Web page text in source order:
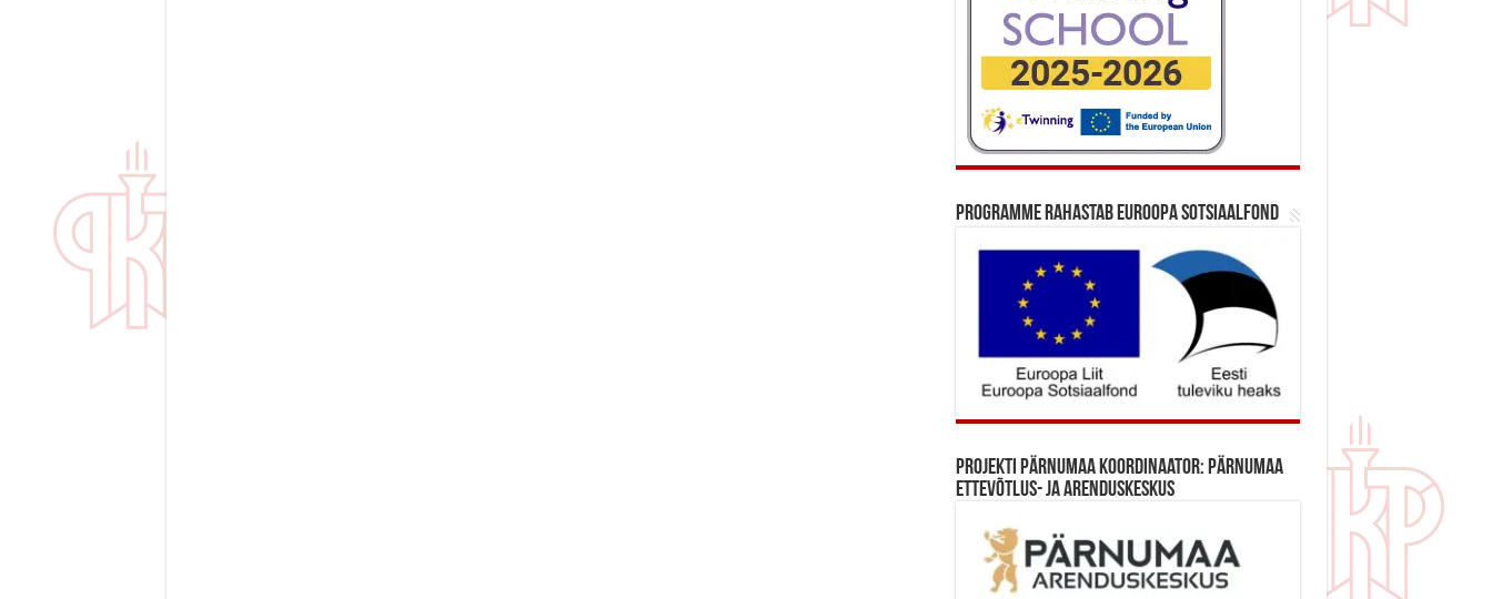
Programme rahastab Euroopa Sotsiaalfond
Projekti Pärnumaa koordinaator: Pärnumaa
Ettevõtlus- ja Arenduskeskus